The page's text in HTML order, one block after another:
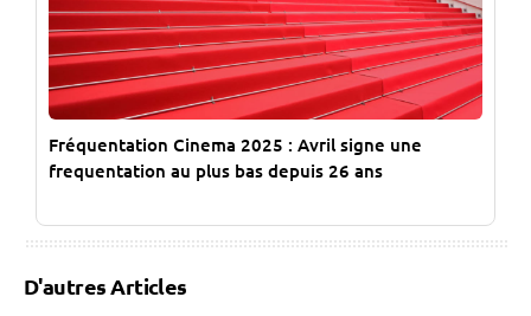
Fréquentation Cinema 2025 : Avril signe une
frequentation au plus bas depuis 26 ans
D'autres Articles